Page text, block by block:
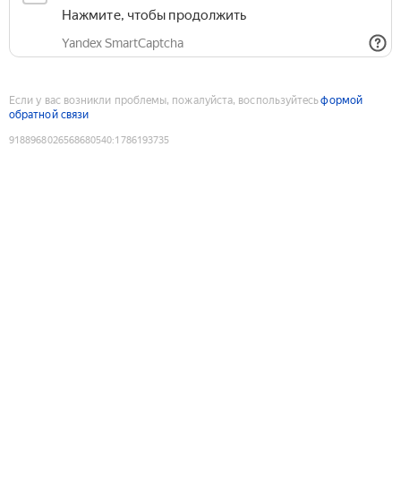
Нажмите, чтобы продолжить
Yandex SmartCaptcha
Если у вас возникли проблемы, пожалуйста, воспользуйтесьформой
обратной связи
9188968026568680540:1786193735